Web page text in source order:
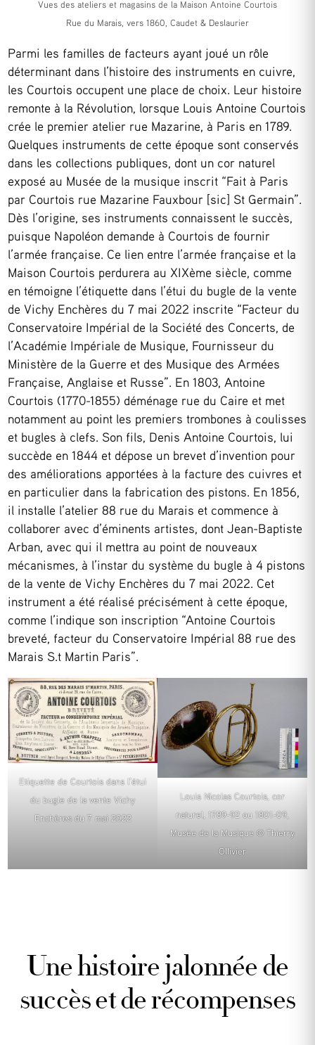
Vues des ateliers et magasins de la Maison Antoine Courtois
Rue du Marais, vers 1860, Caudet & Deslaurier
Parmi les familles de facteurs ayant joué un rôle
déterminant dans l’histoire des instruments en cuivre,
les Courtois occupent une place de choix. Leur histoire
remonte à la Révolution, lorsque Louis Antoine Courtois
crée le premier atelier rue Mazarine, à Paris en 1789.
Quelques instruments de cette époque sont conservés
dans les collections publiques, dont un cor naturel
exposé au Musée de la musique inscrit “Fait à Paris
par Courtois rue Mazarine Fauxbour [sic] St Germain”.
Dès l’origine, ses instruments connaissent le succès,
puisque Napoléon demande à Courtois de fournir
l’armée française. Ce lien entre l’armée française et la
Maison Courtois perdurera au XIXème siècle, comme
en témoigne l’étiquette dans l’étui du bugle de la vente
de Vichy Enchères du 7 mai 2022 inscrite “Facteur du
Conservatoire Impérial de la Société des Concerts, de
l’Académie Impériale de Musique, Fournisseur du
Ministère de la Guerre et des Musique des Armées
Française, Anglaise et Russe”. En 1803, Antoine
Courtois (1770-1855) déménage rue du Caire et met
notamment au point les premiers trombones à coulisses
et bugles à clefs. Son fils, Denis Antoine Courtois, lui
succède en 1844 et dépose un brevet d’invention pour
des améliorations apportées à la facture des cuivres et
en particulier dans la fabrication des pistons. En 1856,
il installe l’atelier 88 rue du Marais et commence à
collaborer avec d’éminents artistes, dont Jean-Baptiste
Arban, avec qui il mettra au point de nouveaux
mécanismes, à l’instar du système du bugle à 4 pistons
de la vente de Vichy Enchères du 7 mai 2022. Cet
instrument a été réalisé précisément à cette époque,
comme l’indique son inscription “Antoine Courtois
breveté, facteur du Conservatoire Impérial 88 rue des
Marais S.t Martin Paris”.
Etiquette de Courtois dans l’étui
du bugle de la vente Vichy
Enchères du 7 mai 2022
Louis Nicolas Courtois, cor
naturel, 1789-92 ou 1801-09,
Musée de la Musique © Thierry
Ollivier
Une histoire jalonnée de
succès et de récompenses